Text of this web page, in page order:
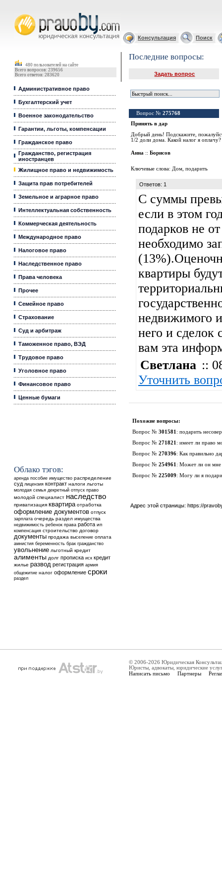
Консультация Поиск
480 пользователей на сайте
Всего вопросов: 239656
Всего ответов: 283620
Административное право
Бухгалтерский учет
Военное законодательство
Гарантии, льготы, компенсации
Гражданское право
Гражданство, регистрация
иностранцев
Жилищное право и недвижимость
Защита прав потребителей
Земельное и аграрное право
Интеллектуальная собственность
Коммерческая деятельность
Международное право
Налоговое право
Наследственное право
Права человека
Прочее
Семейное право
Страхование
Суд и арбитраж
Таможенное право, ВЭД
Трудовое право
Уголовное право
Финансовое право
Ценные бумаги
Облако тэгов:
аренда пособие имущество распределение
суд лицензия контракт налоги льготы
молодая семья декретный отпуск право
молодой специалист наследство
приватизация квартира отработка
оформление документов отпуск
зарплата очередь раздел имущества
недвижимость ребенок права работа ип
компенсация строительство договор
документы продажа выселение оплата
амнистия беременность брак гражданство
увольнение льготный кредит
алименты долг прописка иск кредит
жилье развод регистрация армия
общежитие налог оформление сроки
раздел
Последние вопросы:
Задать вопрос
Вопрос № 275768
Принять в дар
Добрый день! Подскажите,
1/2 доли дома. Какой налог я
Анна :: Борисов
Ключевые слова: Дом подарить
Ответов: 1
С суммы
если в этом
подарков не
необходимо
квартиры
недвижимого
него и
вам эта
Светлана ::
Уточнить
Похожие вопросы:
Вопрос № 301581 : подарить
Вопрос № 271821 : имеет ли право
Вопрос № 270396: Как правильно
Вопрос № 254961 : Может ли он мне
Вопрос № 225009: Могу ли я
Адрес этой страницы: https://
© 2006-2026 Юридическая
Юристы, адвокаты, юридические
Написать письмо Партнеры